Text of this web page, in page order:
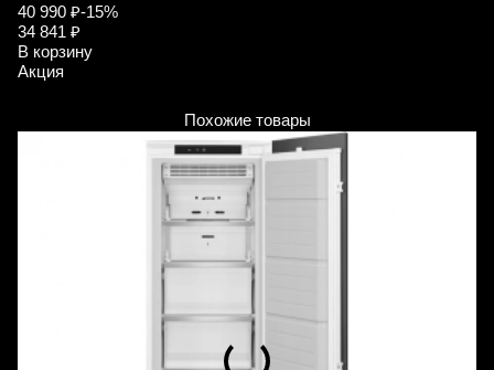
40 990 ₽-15%
34 841 ₽
В корзину
Акция
Похожие товары